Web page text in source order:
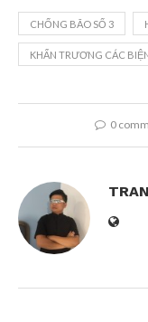
CHỐNG BÃO SỐ 3
KHẨN TRƯƠNG CÁC
0